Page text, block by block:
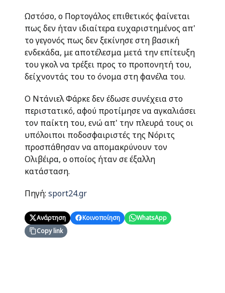
Ωστόσο, ο Πορτογάλος επιθετικός φαίνεται
πως δεν ήταν ιδιαίτερα ευχαριστημένος απ'
το γεγονός πως δεν ξεκίνησε στη βασική
ενδεκάδα, με αποτέλεσμα μετά την επίτευξη
του γκολ να τρέξει προς το προπονητή του,
δείχνοντάς του το όνομα στη φανέλα του.
Ο Ντάνιελ Φάρκε δεν έδωσε συνέχεια στο
περιστατικό, αφού προτίμησε να αγκαλιάσει
τον παίκτη του, ενώ απ' την πλευρά τους οι
υπόλοιποι ποδοσφαιριστές της Νόριτς
προσπάθησαν να απομακρύνουν τον
Ολιβέιρα, ο οποίος ήταν σε έξαλλη
κατάσταση.
Πηγή: sport24.gr
Ανάρτηση Κοινοποίηση
WhatsApp
Copy link